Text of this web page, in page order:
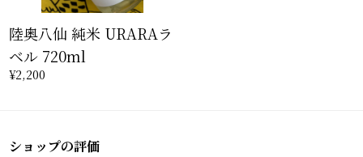
陸奥八仙 純米 URARAラ
ベル 720ml
¥2,200
ショップの評価